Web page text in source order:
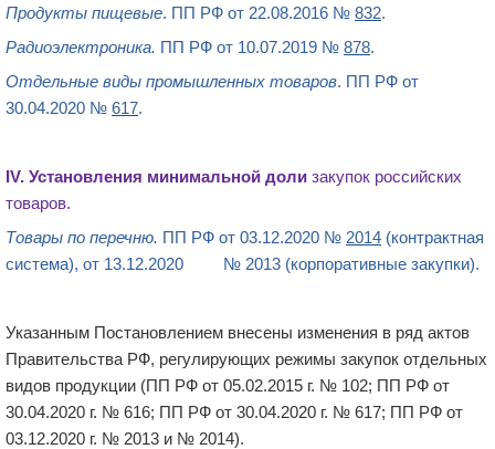
Продукты пищевые. ПП РФ от 22.08.2016 № 832.
Радиоэлектроника. ПП РФ от 10.07.2019 № 878.
Отдельные виды промышленных товаров. ПП РФ от
30.04.2020 № 617.
IV. Установления минимальной доли закупок российских
товаров.
Товары по перечню. ПП РФ от 03.12.2020 № 2014 (контрактная
система), от 13.12.2020 № 2013 (корпоративные закупки).
Указанным Постановлением внесены изменения в ряд актов
Правительства РФ, регулирующих режимы закупок отдельных
видов продукции (ПП РФ от 05.02.2015 г. № 102; ПП РФ от
30.04.2020 г. № 616; ПП РФ от 30.04.2020 г. № 617; ПП РФ от
03.12.2020 г. № 2013 и № 2014).